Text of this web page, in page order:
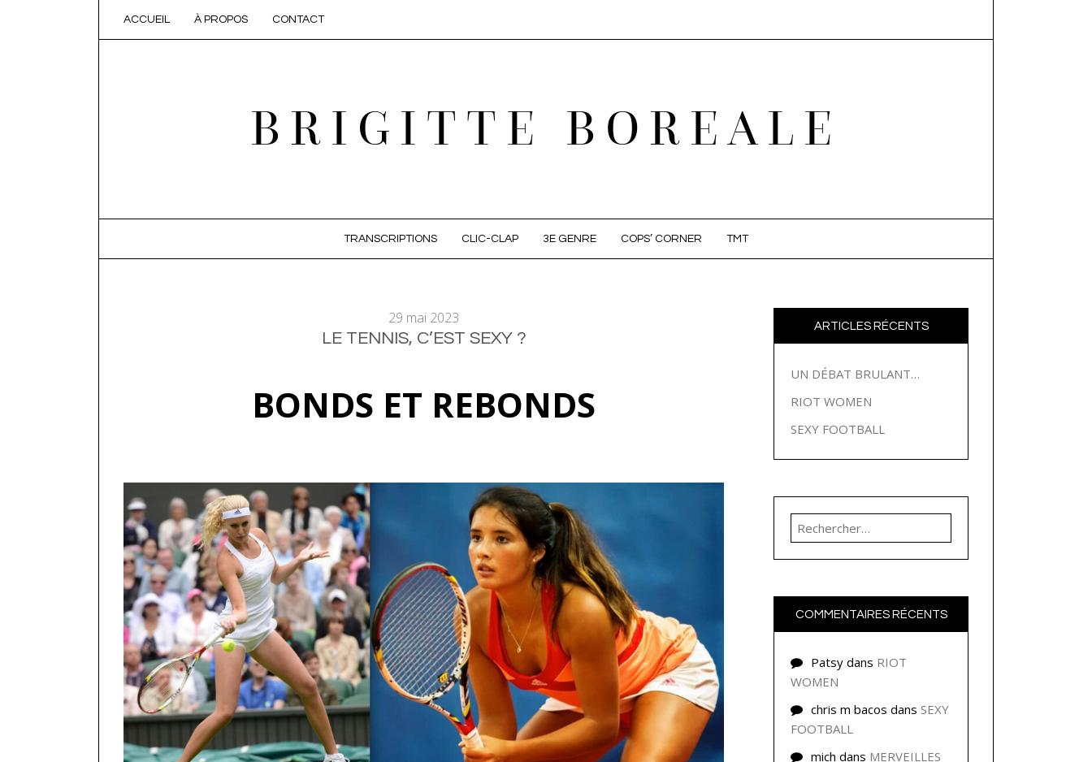
ACCUEIL À PROPOS CONTACT
BRIGITTE BOREALE
TRANSCRIPTIONS CLIC-CLAP 3E GENRE COPS’ CORNER TMT
29 mai 2023
LE TENNIS, C’EST SEXY ?
BONDS ET REBONDS
ARTICLES RÉCENTS
UN DÉBAT BRULANT…
RIOT WOMEN
SEXY FOOTBALL
Rechercher :
COMMENTAIRES RÉCENTS
Patsy dans RIOT
WOMEN
chris m bacos dans SEXY
FOOTBALL
mich dans MERVEILLES